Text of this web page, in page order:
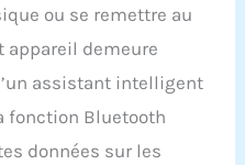
pendant la
100% satisfait en 24
pas si vous
ou se remettre au
appareil demeure
assistant intelligent
fonction Bluetooth
données sur les